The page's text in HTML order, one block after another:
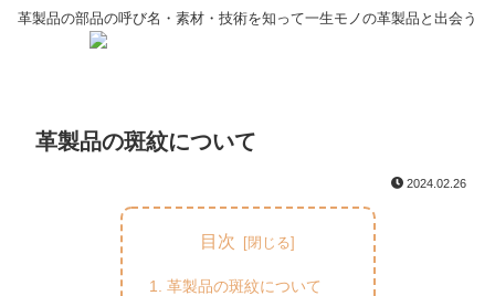
革製品の部品の呼び名・素材・技術を知って一生モノの革製品と出会う
革製品の斑紋について
2024.02.26
目次
革製品の斑紋について